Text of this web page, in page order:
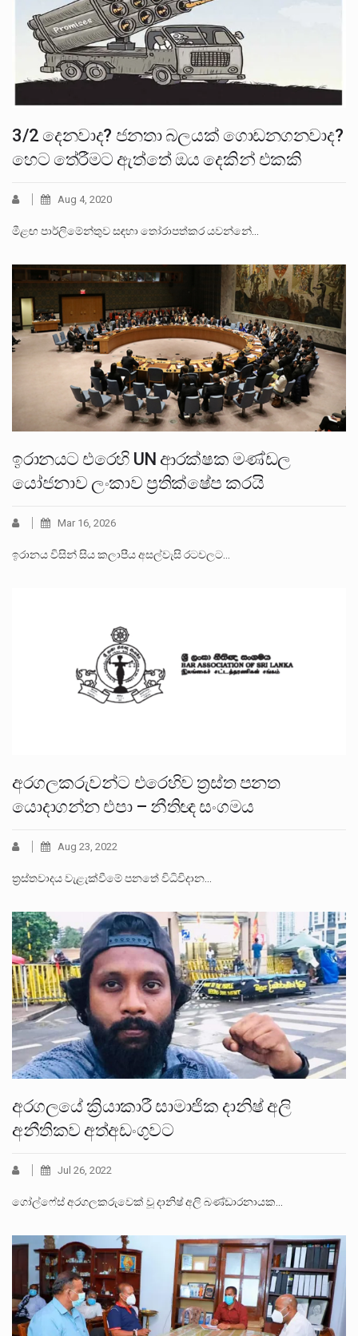
3/2 දෙනවාද? ජනතා බලයක් ගොඩනගනවාද?
හෙට තේරීමට ඇත්තේ ඔය දෙකින් එකකි
Aug 4, 2020
මීළඟ පාර්ලිමේන්තුව සඳහා තෝරාපත්කර යවන්නේ…
ඉරානයට එරෙහි UN ආරක්ෂක මණ්ඩල
යෝජනාව ලංකාව ප්‍රතික්ෂේප කරයි
Mar 16, 2026
ඉරානය විසින් සිය කලාපීය අසල්වැසි රටවලට…
අරගලකරුවන්ට එරෙහිව ත්‍රස්ත පනත
යොදාගන්න එපා – නීතිඥ සංගමය
Aug 23, 2022
ත්‍රස්තවාදය වැළැක්වීමේ පනතේ විධිවිදාන…
අරගලයේ ක්‍රියාකාරී සාමාජික දානිෂ් අලි
අනීතිකව අත්අඩංගුවට
Jul 26, 2022
ගෝල්ෆේස් අරගලකරුවෙක් වූ දානිෂ් අලි බණ්ඩාරනායක…